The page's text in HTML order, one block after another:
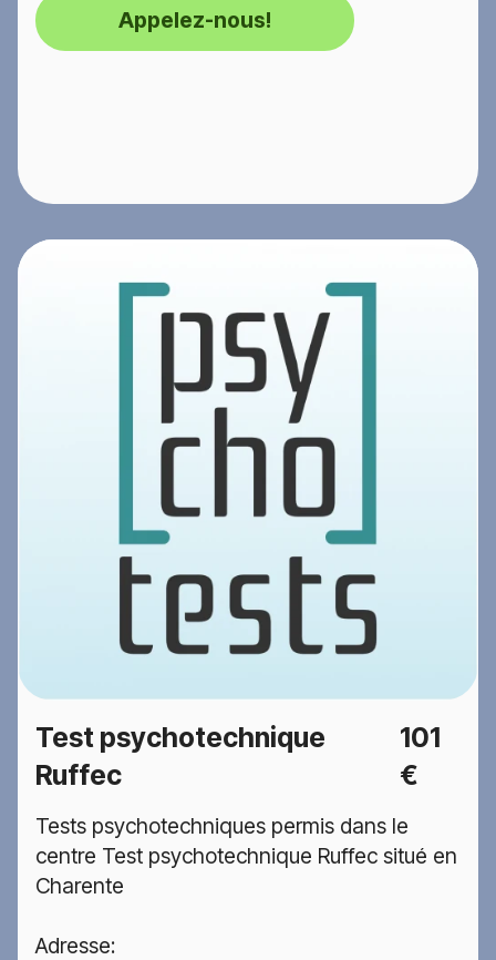
Appelez-nous!
Test psychotechnique
Ruffec
101
€
Tests psychotechniques permis dans le
centre Test psychotechnique Ruffec situé en
Charente
Adresse: